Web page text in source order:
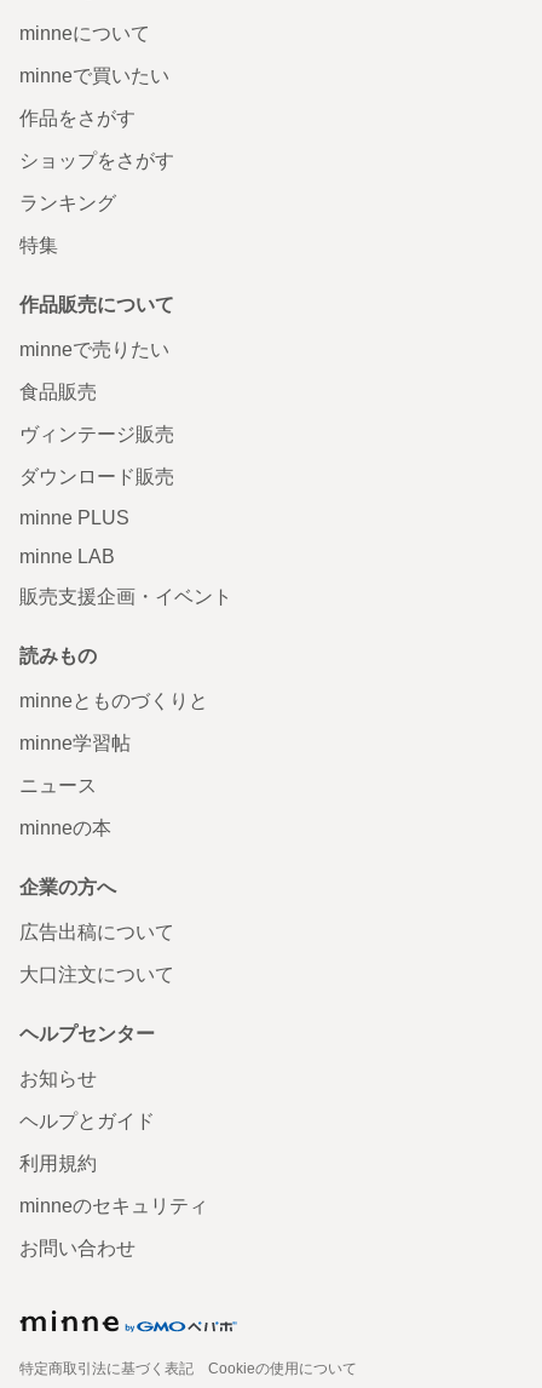
minneについて
minneで買いたい
作品をさがす
ショップをさがす
ランキング
特集
作品販売について
minneで売りたい
食品販売
ヴィンテージ販売
ダウンロード販売
minne PLUS
minne LAB
販売支援企画・イベント
読みもの
minneとものづくりと
minne学習帖
ニュース
minneの本
企業の方へ
広告出稿について
大口注文について
ヘルプセンター
お知らせ
ヘルプとガイド
利用規約
minneのセキュリティ
お問い合わせ
特定商取引法に基づく表記
Cookieの使用について